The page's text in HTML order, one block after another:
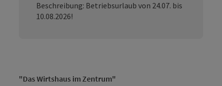
Beschreibung: Betriebsurlaub von 24.07. bis
10.08.2026!
"Das Wirtshaus im Zentrum"